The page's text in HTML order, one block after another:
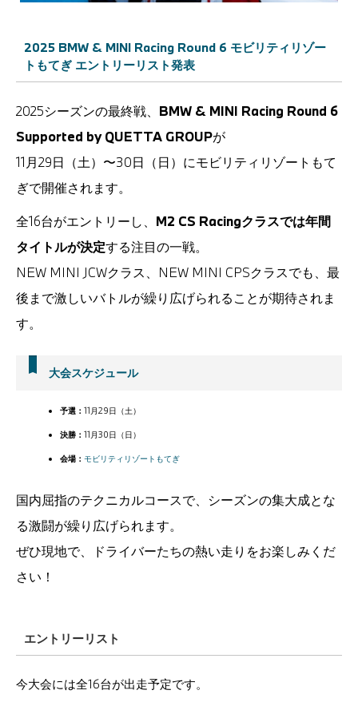
2025 BMW & MINI Racing Round 6 モビリティリゾー
トもてぎ エントリーリスト発表
2025シーズンの最終戦、 BMW & MINI Racing Round 6
Supported by QUETTA GROUPが
11月29日（土）〜30日（日）にモビリティリゾートもて
ぎで開催されます。
全16台がエントリーし、 M2 CS Racingクラスでは年間
タイトルが決定する注目の一戦。
NEW MINI JCWクラス、NEW MINI CPSクラスでも、最
後まで激しいバトルが繰り広げられることが期待されま
す。
大会スケジュール
予選： 11月29日（土）
決勝： 11月30日（日）
会場： モビリティリゾートもてぎ
国内屈指のテクニカルコースで、シーズンの集大成とな
る激闘が繰り広げられます。
ぜひ現地で、ドライバーたちの熱い走りをお楽しみくだ
さい！
エントリーリスト
今大会には全16台が出走予定です。